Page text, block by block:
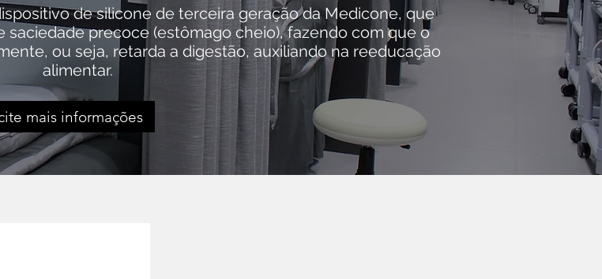
de silicone de terceira geração da Medicone, que
precoce (estômago cheio), fazendo com que o
ou seja, retarda a digestão, auxiliando na reeducação
alimentar.
mais informações